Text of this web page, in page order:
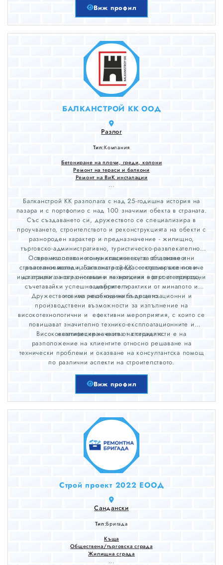
Виж профил
БАЛКАНСТРОЙ КК ООД
Разлог
Тип:Компания
Бетониране на плочи, греди, колони
Ремонт на тераси и балкони
Ремонт на ВиК инсталации
...
Балканстрой КК разполага с над 25-годишна история на
пазара и с портфолио с над 100 значими обекта в страната.
​Със създаването си, дружеството се специализира в
проучването, строителството и реконструкцията на обекти с
разнороден характер и предназначение - жилищно,
търговско-административно, туристическо-развлекателно,
промишлено и комуникационно, за опазване и
възстановяване на околната среда - екосъоръжения и
инсталации за ограничаване на вредния ефект от природни
замърсители.
Освен използването на класическите общоизвестни
строителни методи, Балканстрой KK се стреми все повече
да прилага нови системи и технологии в строителството,
съчетавайки успешно добрите практики от миналото и
новите решения на бъдещето.
​Дружеството има необходимите организационни и
производствени възможности за изпълнение на
високотехнологични и ефективни мероприятия, с които се
повишават значително технико-експлоатационните и
естетически качества на сградите.
Висококвалифициран екип от специалисти е на
разположение на клиентите относно решаване на
технически проблеми и оказване на консултантска помощ
по различни аспекти на строителството.
Виж профил
Строй проект 2022 ЕООД
Сандански
Тип:Бригада
Къща
Обществена/търговска сграда
Жилищна сграда
...